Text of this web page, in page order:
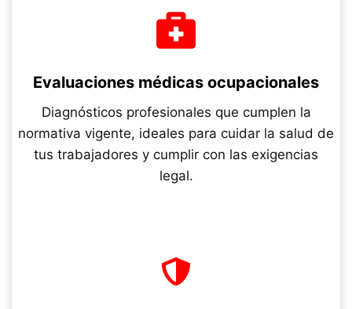
Evaluaciones médicas ocupacionales
Diagnósticos profesionales que cumplen la
normativa vigente, ideales para cuidar la salud de
tus trabajadores y cumplir con las exigencias
legal.